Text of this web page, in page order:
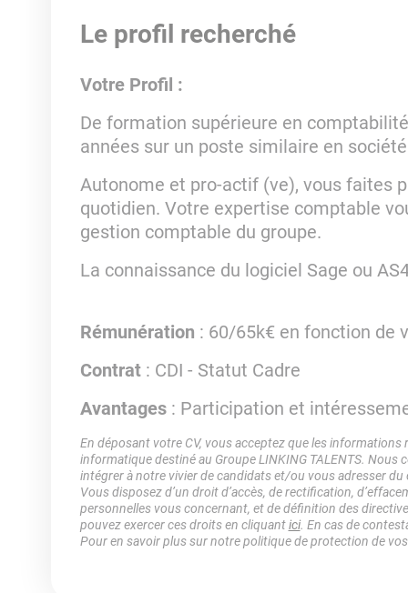
Le profil recherché
Votre Profil :
De formation supérieure en
années sur un poste similaire en
Autonome et pro-actif (ve), vous faites
quotidien. Votre expertise comptable
gestion comptable du groupe.
La connaissance du logiciel Sage ou
Rémunération : 60/65k€ en fonction de
Contrat : CDI - Statut Cadre
Avantages : Participation et
En déposant votre CV, vous acceptez que les informations
informatique destiné au Groupe LINKING TALENTS.
intégrer à notre vivier de candidats et/ou vous adresser du
Vous disposez d’un droit d’accès, de rectification,
personnelles vous concernant, et de définition des
pouvez exercer ces droits en cliquantici. En cas de
Pour en savoir plus sur notre politique de protection de